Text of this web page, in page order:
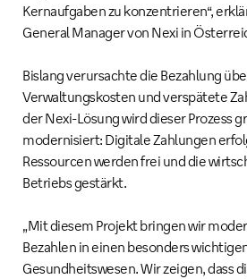
Kernaufgaben zu konzentrieren“,
General Manager von Nexi in
Bislang verursachte die Bezahlung
Verwaltungskosten und verspätete
der Nexi-Lösung wird dieser Prozess
modernisiert: Digitale Zahlungen
Ressourcen werden frei und die
Betriebs gestärkt.
„Mit diesem Projekt bringen wir
Bezahlen in einen besonders
Gesundheitswesen. Wir zeigen, dass